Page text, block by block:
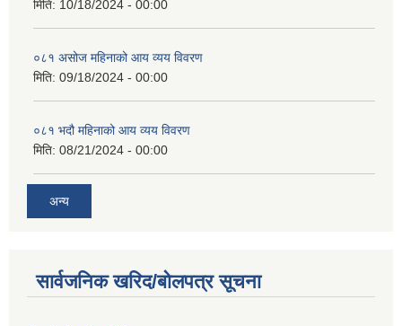
मिति: 10/18/2024 - 00:00
०८१ असोज महिनाको आय व्यय विवरण
मिति: 09/18/2024 - 00:00
०८१ भदौ महिनाको आय व्यय विवरण
मिति: 08/21/2024 - 00:00
अन्य
सार्वजनिक खरिद/बोलपत्र सूचना